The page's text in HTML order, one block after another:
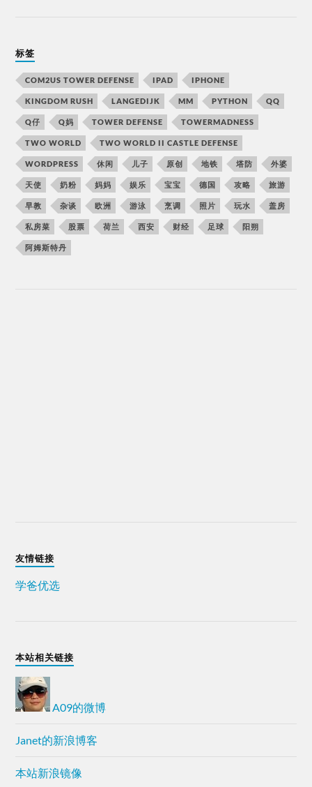
标签
COM2US TOWER DEFENSE IPAD IPHONE
KINGDOM RUSH LANGEDIJK MM PYTHON QQ
Q仔 Q妈 TOWER DEFENSE TOWERMADNESS
TWO WORLD TWO WORLD II CASTLE DEFENSE
WORDPRESS 休闲 儿子 原创 地铁 塔防 外婆
天使 奶粉 妈妈 娱乐 宝宝 德国 攻略 旅游
早教 杂谈 欧洲 游泳 烹调 照片 玩水 盖房
私房菜 股票 荷兰 西安 财经 足球 阳朔
阿姆斯特丹
友情链接
学爸优选
本站相关链接
A09的微博
Janet的新浪博客
本站新浪镜像